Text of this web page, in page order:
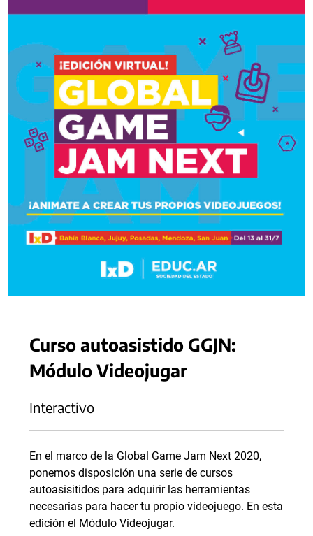
Curso autoasistido GGJN:
Módulo Videojugar
Interactivo
En el marco de la Global Game Jam Next 2020,
ponemos disposición una serie de cursos
autoasisitidos para adquirir las herramientas
necesarias para hacer tu propio videojuego. En esta
edición el Módulo Videojugar.